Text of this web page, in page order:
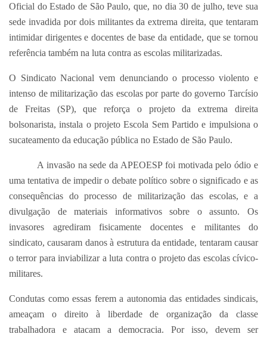
Oficial do Estado de São Paulo, que, no dia 30 de julho, teve sua
sede invadida por dois militantes da extrema direita, que tentaram
intimidar dirigentes e docentes de base da entidade, que se tornou
referência também na luta contra as escolas militarizadas.
O Sindicato Nacional vem denunciando o processo violento e
intenso de militarização das escolas por parte do governo Tarcísio
de Freitas (SP), que reforça o projeto da extrema direita
bolsonarista, instala o projeto Escola Sem Partido e impulsiona o
sucateamento da educação pública no Estado de São Paulo.
A invasão na sede da APEOESP foi motivada pelo ódio e
uma tentativa de impedir o debate político sobre o significado e as
consequências do processo de militarização das escolas, e a
divulgação de materiais informativos sobre o assunto. Os
invasores agrediram fisicamente docentes e militantes do
sindicato, causaram danos à estrutura da entidade, tentaram causar
o terror para inviabilizar a luta contra o projeto das escolas cívico-
militares.
Condutas como essas ferem a autonomia das entidades sindicais,
ameaçam o direito à liberdade de organização da classe
trabalhadora e atacam a democracia. Por isso, devem ser